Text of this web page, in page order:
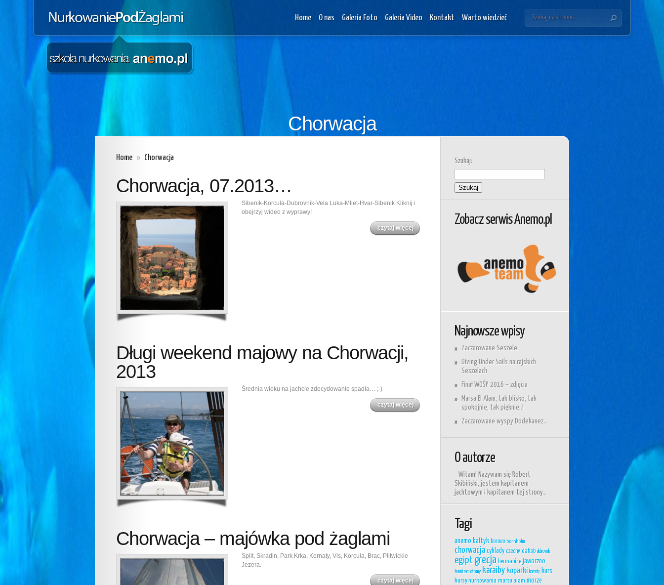
Home O nas Galeria Foto Galeria Video Kontakt Warto wiedzieć
Chorwacja
Home » Chorwacja
Chorwacja, 07.2013…
Sibenik-Korcula-Dubrovnik-Vela Luka-Mliet-Hvar-Sibenik Kliknij i
obejrzyj wideo z wyprawy!
czytaj więcej
Długi weekend majowy na Chorwacji,
2013
Średnia wieku na jachcie zdecydowanie spadła… ;-)
czytaj więcej
Chorwacja – majówka pod żaglami
Split, Skradin, Park Krka, Kornaty, Vis, Korcula, Brac, Plitwickie
Jezera.
czytaj więcej
Szukaj:
Zobacz serwis Anemo.pl
Najnowsze wpisy
Zaczarowane Seszele
Diving Under Sails na rajskich
Seszelach
Finał WOŚP 2016 – zdjęcia
Marsa El Alam, tak blisko, tak
spokojnie, tak pięknie..!
Zaczarowane wyspy Dodekanez…
O autorze
Witam! Nazywam się Robert
Skibiński, jestem kapitanem
jachtowym i kapitanem tej strony...
Tagi
anemo bałtyk borneo bornholm
chorwacja cyklady czechy dahab dubrovnik
egipt grecja hermanice jaworzno
kamieniołomy karaiby koparki kornaty kurs
kursy nurkowania marsa alam morze